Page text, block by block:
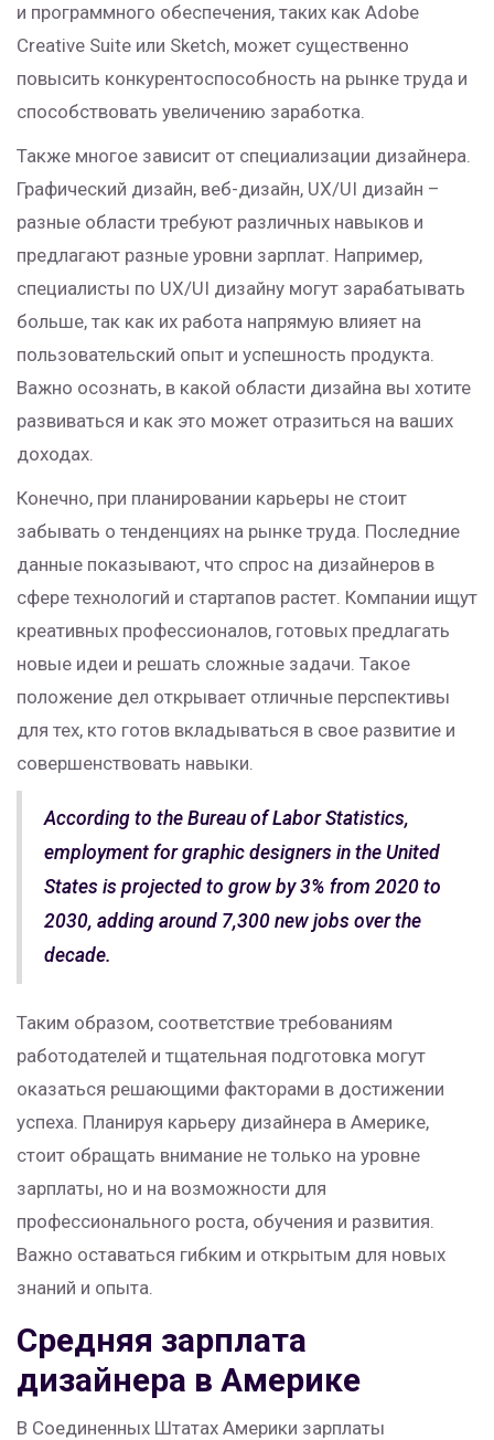
и программного обеспечения, таких как Adobe
Creative Suite или Sketch, может существенно
повысить конкурентоспособность на рынке труда и
способствовать увеличению заработка.
Также многое зависит от специализации дизайнера.
Графический дизайн, веб-дизайн, UX/UI дизайн –
разные области требуют различных навыков и
предлагают разные уровни зарплат. Например,
специалисты по UX/UI дизайну могут зарабатывать
больше, так как их работа напрямую влияет на
пользовательский опыт и успешность продукта.
Важно осознать, в какой области дизайна вы хотите
развиваться и как это может отразиться на ваших
доходах.
Конечно, при планировании карьеры не стоит
забывать о тенденциях на рынке труда. Последние
данные показывают, что спрос на дизайнеров в
сфере технологий и стартапов растет. Компании ищут
креативных профессионалов, готовых предлагать
новые идеи и решать сложные задачи. Такое
положение дел открывает отличные перспективы
для тех, кто готов вкладываться в свое развитие и
совершенствовать навыки.
According to the Bureau of Labor Statistics,
employment for graphic designers in the United
States is projected to grow by 3% from 2020 to
2030, adding around 7,300 new jobs over the
decade.
Таким образом, соответствие требованиям
работодателей и тщательная подготовка могут
оказаться решающими факторами в достижении
успеха. Планируя карьеру дизайнера в Америке,
стоит обращать внимание не только на уровне
зарплаты, но и на возможности для
профессионального роста, обучения и развития.
Важно оставаться гибким и открытым для новых
знаний и опыта.
Средняя зарплата
дизайнера в Америке
В Соединенных Штатах Америки зарплаты